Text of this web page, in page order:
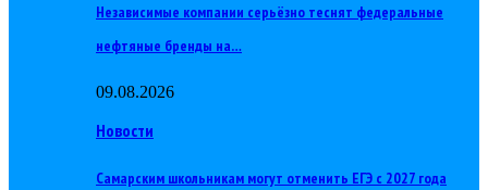
Независимые компании серьёзно теснят федеральные
нефтяные бренды на…
09.08.2026
Новости
Самарским школьникам могут отменить ЕГЭ с 2027 года